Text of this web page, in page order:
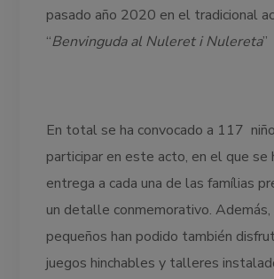
pasado año 2020 en el tradicional
“Benvinguda al Nuleret i Nulereta”
En total se ha convocado a 117
participar en este acto, en el que se
entrega a cada una de las famílias
un detalle conmemorativo.
pequeños han podido también
juegos hinchables y talleres